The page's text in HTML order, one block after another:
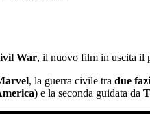
War, il nuovo film in uscita il
, la guerra civile tra due
e la seconda guidata da